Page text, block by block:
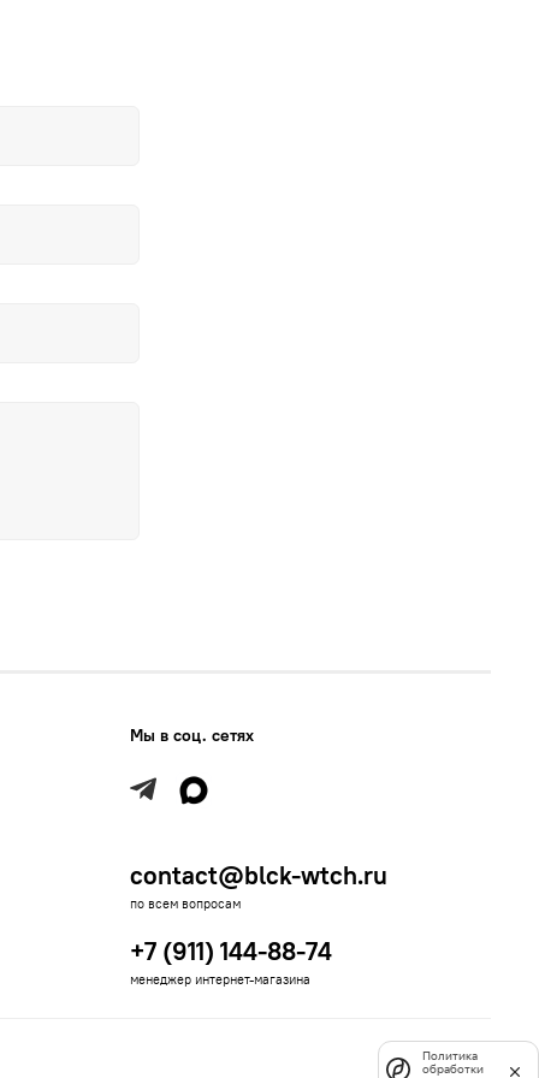
Мы в соц. сетях
contact@blck-wtch.ru
по всем вопросам
+7 (911) 144-88-74
менеджер интернет-магазина
Политика
обработки